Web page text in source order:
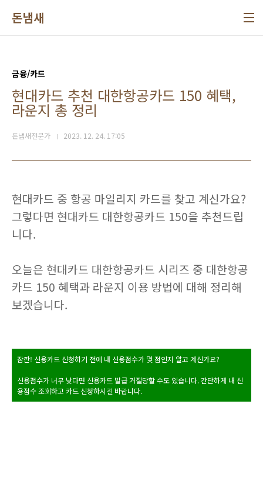
돈냄새
금융/카드
현대카드 추천 대한항공카드 150 혜택,
라운지 총 정리
돈냄새전문가 2023. 12. 24. 17:05
현대카드 중 항공 마일리지 카드를 찾고 계신가요?
그렇다면 현대카드 대한항공카드 150을 추천드립
니다.
오늘은 현대카드 대한항공카드 시리즈 중 대한항공
카드 150 혜택과 라운지 이용 방법에 대해 정리해
보겠습니다.
잠깐! 신용카드 신청하기 전에 내 신용점수가 몇 점인지 알고 계신가요?
신용점수가 너무 낮다면 신용카드 발급 거절당할 수도 있습니다. 간단하게 내 신
용점수 조회하고 카드 신청하시길 바랍니다.